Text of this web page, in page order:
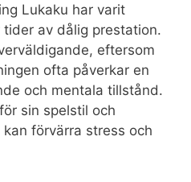
Lukaku har varit
av dålig prestation.
eftersom
ofta påverkar en
och mentala tillstånd.
sin spelstil och
förvärra stress och